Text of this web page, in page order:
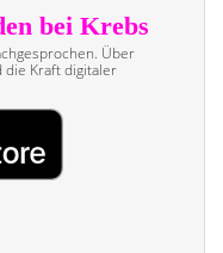
Über
die Kraft digitaler